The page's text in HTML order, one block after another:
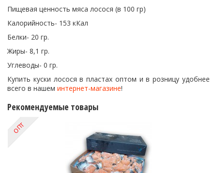
Пищевая ценность мяса лосося (в 100 гр)
Калорийность- 153 кКал
Белки- 20 гр.
Жиры- 8,1 гр.
Углеводы- 0 гр.
Купить куски лосося в пластах оптом и в розницу удобнее
всего в нашем интернет-магазине!
Рекомендуемые товары
ОПТ